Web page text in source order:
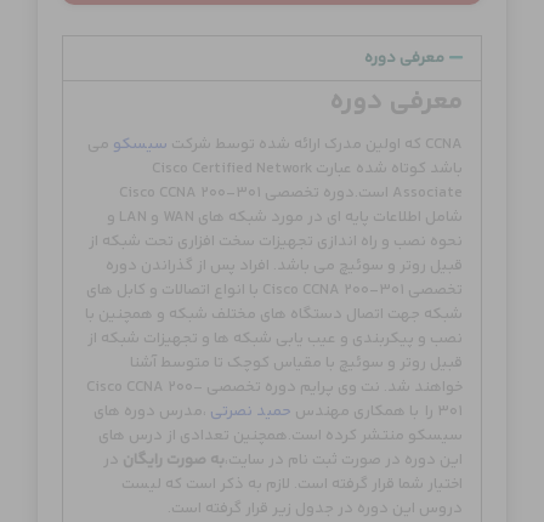
معرفی دوره
معرفی دوره
CCNA که اولین مدرک ارائه شده توسط شرکت سیسکو می
باشد کوتاه شده عبارت Cisco Certified Network
Associate است.دوره تخصصی Cisco CCNA 200-301
شامل اطلاعات پایه ای در مورد شبکه های WAN و LAN و
نحوه نصب و راه اندازی تجهیزات سخت افزاری تحت شبکه از
قبیل روتر و سوئیچ می باشد. افراد پس از گذراندن دوره
تخصصی Cisco CCNA 200-301 با انواع اتصالات و کابل های
شبکه جهت اتصال دستگاه های مختلف شبکه و همچنین با
نصب و پیکربندی و عیب یابی شبکه ها و تجهیزات شبکه از
قبیل روتر و سوئیچ با مقیاس کوچک تا متوسط آشنا
خواهند شد. نت وی پرایم دوره تخصصی Cisco CCNA 200-
301 را با همکاری مهندس
حمید نصرتی ،مدرس دوره های
سیسکو منتشر کرده است.همچنین تعدادی از درس های
این دوره در صورت ثبت نام در سایت، به صورت رایگان در
اختیار شما قرار گرفته است. لازم به ذکر است که لیست
دروس این دوره در جدول زیر قرار گرفته است.